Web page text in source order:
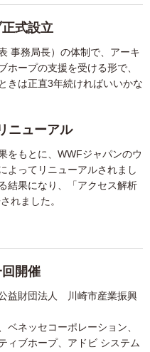
式設立
事務局長）の体制で、アーキ
ホープの支援を受ける形で、
きは正直3年続ければいいかな
ニューアル
をもとに、WWFジャパンのウ
よってリニューアルされまし
結果になり、「アクセス解析
れました。
開催
益財団法人 川崎市産業振興
ネッセコーポレーション、
ィブホープ、アドビ システム